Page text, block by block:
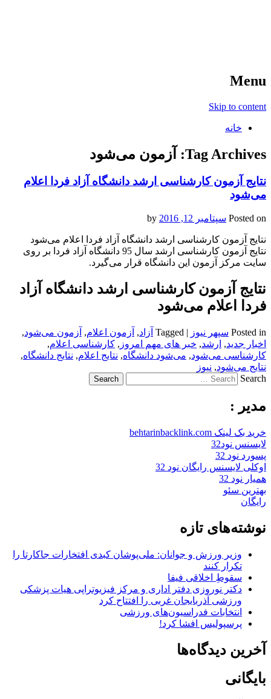
Menu
Skip to content
خانه
Tag Archives: آزمون می‌شود
نتایج آزمون کارشناسی ارشد دانشگاه آزاد فردا اعلام
می‌شود
Posted on سپتامبر 12, 2016
نتایج آزمون کارشناسی ارشد دانشگاه آزاد فردا اعلام می‌شود
نتایج آزمون کارشناسی ارشد سال 95 دانشگاه آزاد فردا بر روی
سایت مرکز آزمون این دانشگاه قرار می‌گیرد.
نتایج آزمون کارشناسی ارشد دانشگاه آزاد
فردا اعلام می‌شود
Posted in سپهر نیوز |
Tagged آزاد, آزمون اعلام, آزمون می‌شود,
اخبار جدید, ارشد, خبر های مهم امروز , کارشناسی اعلام,
کارشناسی می‌شود, می‌شود دانشگاه, نتایج اعلام, نتایج دانشگاه,
نتایج می‌شود, نیوز
Search
مدیر :
خرید بک لینک behtarinbacklink.com
لایسنس نود32
پسورد نود 32
اوکلی لایسنس رایگان نود 32
همیار نود 32
بهترین سئو
رایگان
نوشته‌های تازه
وزیر ورزش و جوانان: ملی‌پوشان کبدی افتخارات جاکارتا را
تکرار کنند
سقوطِ اخلاقی فیفا
دکتر نوروزی دفتر اداری و مرکز فیزیوتراپی هیات پزشکی
ورزشی آذربایجان غربی را افتتاح کرد
انتخابات فدراسیون‌های ورزشی
پرسپولیس افشا کرد!
آخرین دیدگاه‌ها
بایگانی